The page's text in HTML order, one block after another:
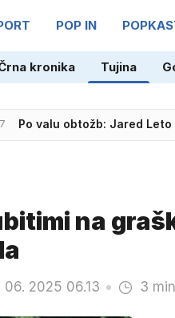
POP IN
kronika Tujina
Po valu obtožb: Jared
Neporaženi Slovenci prek
na
06. 2025 06.13 3